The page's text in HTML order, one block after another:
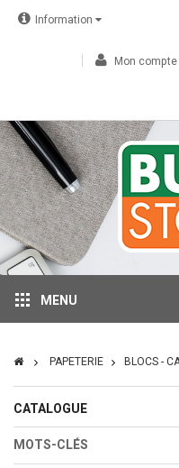
Information
Mon compte
MENU
PAPETERIE BLOCS -
CATALOGUE
MOTS-CLÉS